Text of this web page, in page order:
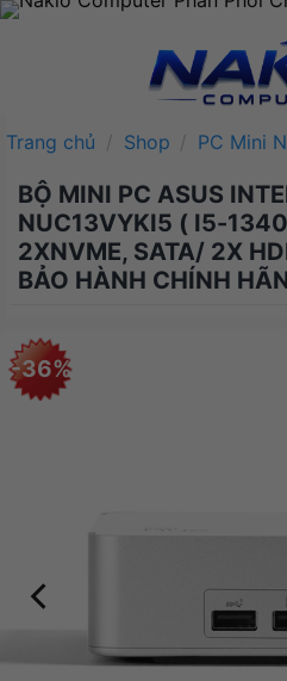
Bỏ
Trang chủ / Shop / PC Mini
BỘ MINI PC ASUS
NUC13VYKI5 ( I5-
2XNVME, SATA/ 2X
BẢO HÀNH CHÍNH
-36%